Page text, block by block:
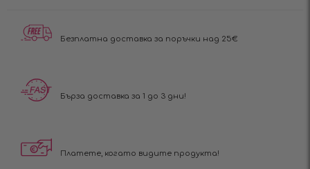
Безплатна доставка за поръчки над 25€
Бърза доставка за 1 до 3 дни!
Платете, когато видите продукта!